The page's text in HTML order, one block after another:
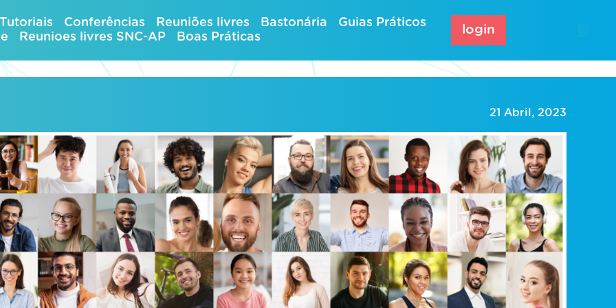
Tutoriais Conferências Reuniões livres Bastonária
Guias Práticos
Reunioes livres SNC-AP Boas Práticas
login
21 Abril, 2023